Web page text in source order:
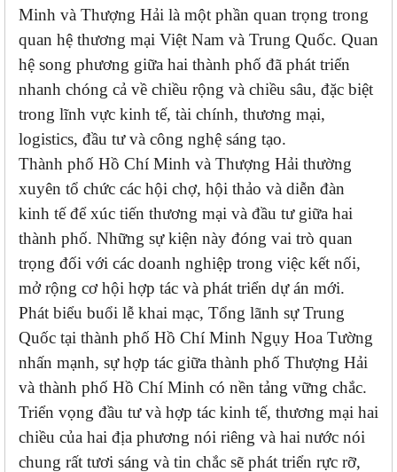
Minh và Thượng Hải là một phần quan trọng trong
quan hệ thương mại Việt Nam và Trung Quốc. Quan
hệ song phương giữa hai thành phố đã phát triển
nhanh chóng cả về chiều rộng và chiều sâu, đặc biệt
trong lĩnh vực kinh tế, tài chính, thương mại,
logistics, đầu tư và công nghệ sáng tạo.
Thành phố Hồ Chí Minh và Thượng Hải thường
xuyên tổ chức các hội chợ, hội thảo và diễn đàn
kinh tế để xúc tiến thương mại và đầu tư giữa hai
thành phố. Những sự kiện này đóng vai trò quan
trọng đối với các doanh nghiệp trong việc kết nối,
mở rộng cơ hội hợp tác và phát triển dự án mới.
Phát biểu buổi lễ khai mạc, Tổng lãnh sự Trung
Quốc tại thành phố Hồ Chí Minh Ngụy Hoa Tường
nhấn mạnh, sự hợp tác giữa thành phố Thượng Hải
và thành phố Hồ Chí Minh có nền tảng vững chắc.
Triển vọng đầu tư và hợp tác kinh tế, thương mại hai
chiều của hai địa phương nói riêng và hai nước nói
chung rất tươi sáng và tin chắc sẽ phát triển rực rỡ,